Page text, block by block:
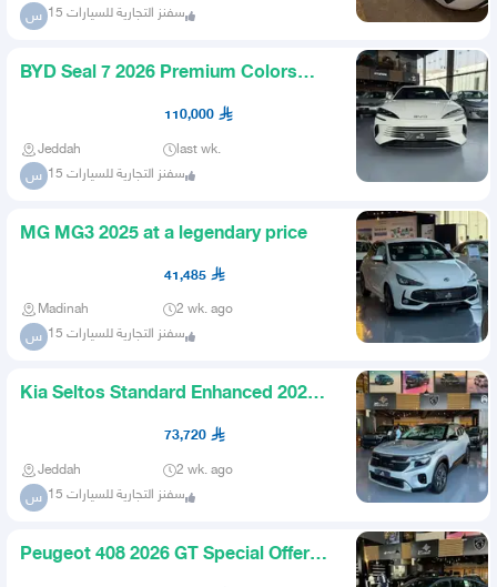
س سفنز التجارية للسيارات 15
BYD Seal 7 2026 Premium Colors
110,000
Jeddah last wk.
س سفنز التجارية للسيارات 15
MG MG3 2025 at a legendary price
41,485
Madinah 2 wk. ago
س سفنز التجارية للسيارات 15
Kia Seltos Standard Enhanced 2026
Lowest Price in the Kingd
73,720
Jeddah 2 wk. ago
س سفنز التجارية للسيارات 15
Peugeot 408 2026 GT Special Offer